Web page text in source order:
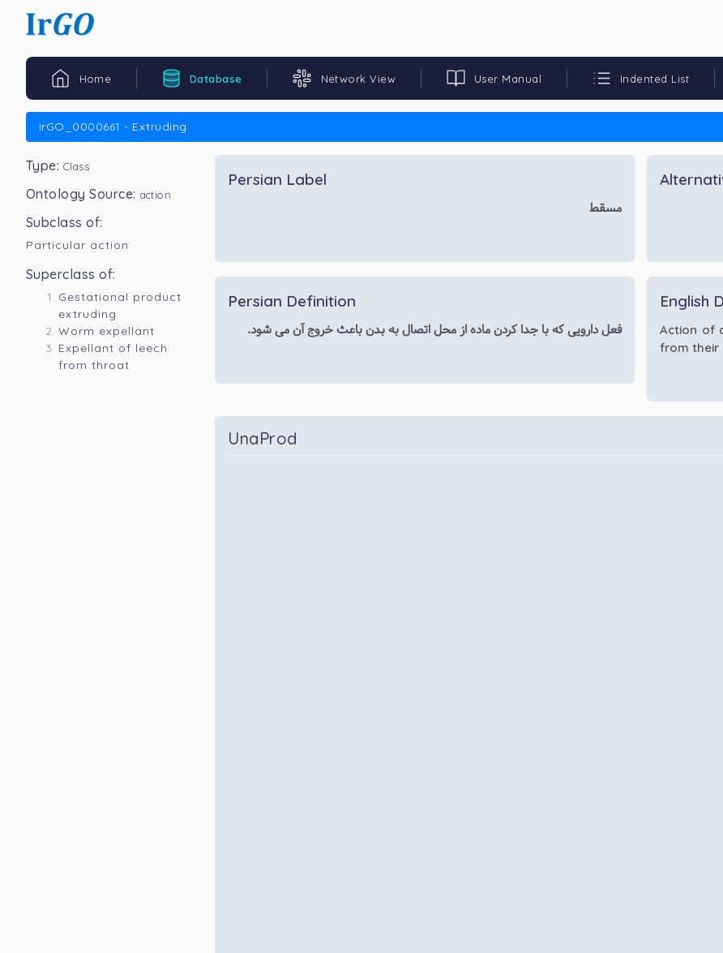
Home Database Network View User Manual Indented List
IrGO_0000661 - Extruding
Type: Class
Ontology Source: action
Subclass of:
Particular action
Superclass of:
Gestational product
extruding
Worm expellant
Expellant of leech
from throat
Persian Label
مسقط
Persian Definition
فعل دارویی که با جدا کردن ماده از محل اتصال به بدن باعث خروج آن می شود.
English
Action of
from their
UnaProd